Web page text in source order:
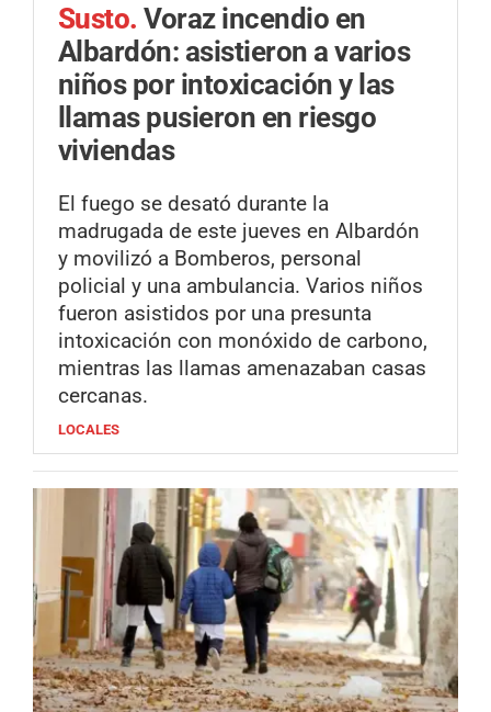
Susto.Voraz incendio en
Albardón: asistieron a varios
niños por intoxicación y las
llamas pusieron en riesgo
viviendas
El fuego se desató durante la
madrugada de este jueves en Albardón
y movilizó a Bomberos, personal
policial y una ambulancia. Varios niños
fueron asistidos por una presunta
intoxicación con monóxido de carbono,
mientras las llamas amenazaban casas
cercanas.
LOCALES